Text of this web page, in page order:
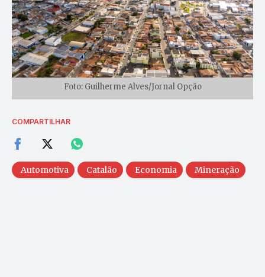
Foto: Guilherme Alves/Jornal Opção
COMPARTILHAR
Automotiva Catalão Economia Mineração